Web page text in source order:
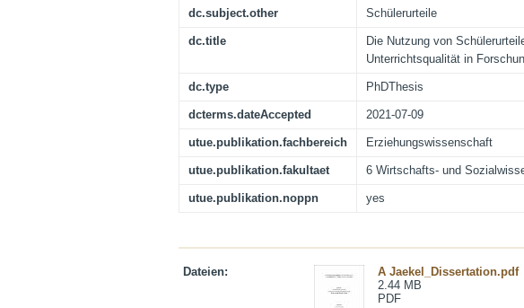
dc.subject.other Schülerurteile
dc.title
Die Nutzung von
Unterrichtsqualität in
dc.type PhDThesis
dcterms.dateAccepted 2021-07-09
utue.publikation.fachbereich Erziehungswissenschaft
utue.publikation.fakultaet 6 Wirtschafts- und
utue.publikation.noppn yes
Dateien:
A Jaekel_Dissertation.pdf
2.44 MB
PDF